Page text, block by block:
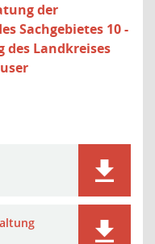
der
Sachgebietes 10 -
des Landkreises